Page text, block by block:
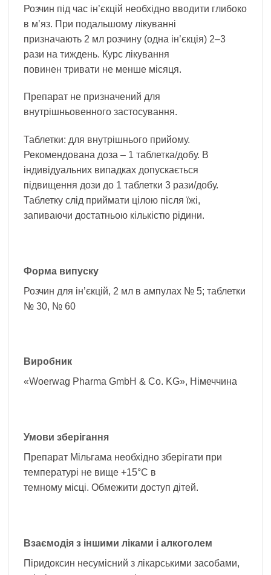
Розчин під час ін’єкцій необхідно вводити глибоко
в м’яз. При подальшому лікуванні
призначають 2 мл розчину (одна ін’єкція) 2–3
рази на тиждень. Курс лікування
повинен тривати не менше місяця.
Препарат не призначений для
внутрішньовенного застосування.
Таблетки: для внутрішнього прийому.
Рекомендована доза – 1 таблетка/добу. В
індивідуальних випадках допускається
підвищення дози до 1 таблетки 3 рази/добу.
Таблетку слід приймати цілою після їжі,
запиваючи достатньою кількістю рідини.
Форма випуску
Розчин для ін’єкцій, 2 мл в ампулах № 5; таблетки
№ 30, № 60
Виробник
«Woerwag Pharma GmbH & Co. KG», Німеччина
Умови зберігання
Препарат Мільгама необхідно зберігати при
температурі не вище +15°С в
темному місці. Обмежити доступ дітей.
Взаємодія з іншими ліками і алкоголем
Піридоксин несумісний з лікарськими засобами,